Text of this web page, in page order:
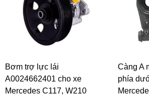
Bơm trợ lực lái
A0024662401 cho xe
Mercedes C117, W210
Càng A
phía